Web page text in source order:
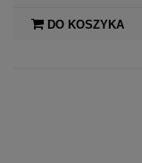
DO KOSZYKA